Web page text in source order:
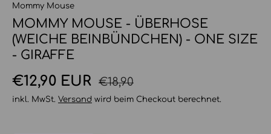
Mommy Mouse
MOMMY MOUSE - ÜBERHOSE
(WEICHE BEINBÜNDCHEN) - ONE SIZE
- GIRAFFE
Verkaufspreis
€12,90 EUR Normaler Preis
€18,90
inkl. MwSt. Versand wird beim Checkout berechnet.